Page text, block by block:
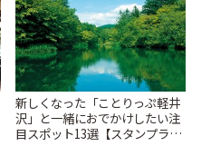
新しくなった「ことりっぷ軽井
沢」と一緒におでかけしたい注
目スポット13選【スタンプラリ